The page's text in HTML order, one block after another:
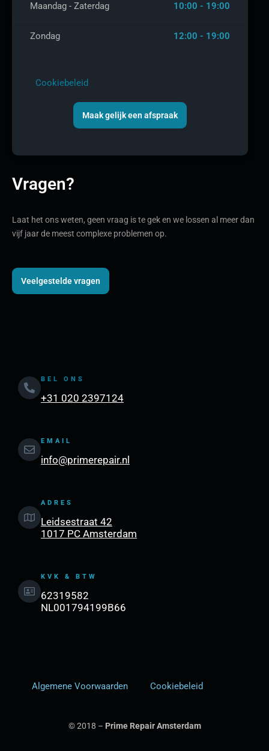
Maandag - Zaterdag 10:00 - 19:00
Zondag 12:00 - 19:00
Cookiebeleid
Maak gelijk een afspraak
Vragen?
Laat het ons weten, geen vraag is te gek en we lossen al meer dan
vijf jaar de meest complexe problemen op.
Veelgestelde vragen
BEL ONS
+31 020 2397124
EMAIL
info@primerepair.nl
ADRES
Leidsestraat 42
1017 PC Amsterdam
KVK & BTW
62319582
NL001794199B66
Algemene Voorwaarden Cookiebeleid
© 2018 – Prime Repair Amsterdam